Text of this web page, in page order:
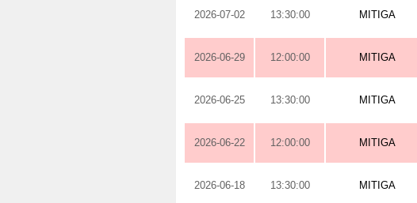
2026-07-02 13:30:00 MITIGA
2026-06-29 12:00:00 MITIGA
2026-06-25 13:30:00 MITIGA
2026-06-22 12:00:00 MITIGA
2026-06-18 13:30:00 MITIGA